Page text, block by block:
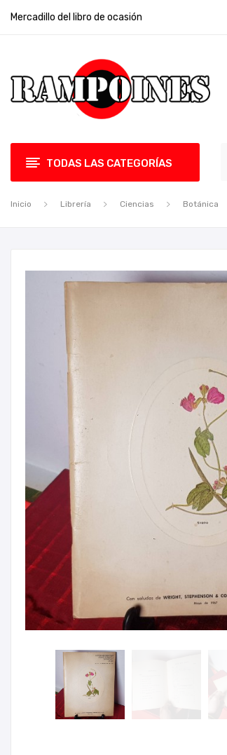
Mercadillo del libro de ocasión
TODAS LAS CATEGORÍAS
Inicio Librería Ciencias Botánica